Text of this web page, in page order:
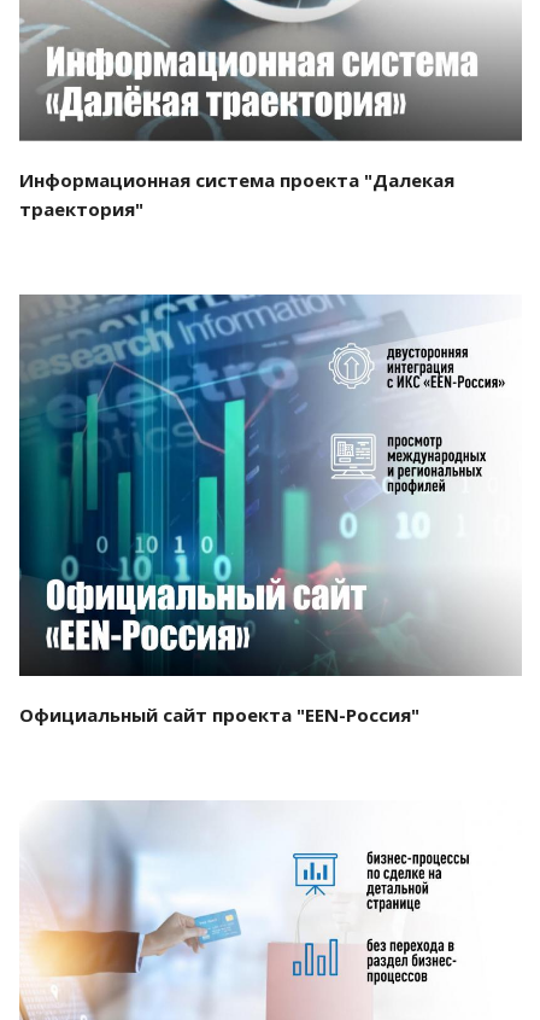
Информационная система проекта "Далекая
траектория"
Смотреть проект
Официальный сайт проекта "EEN-Россия"